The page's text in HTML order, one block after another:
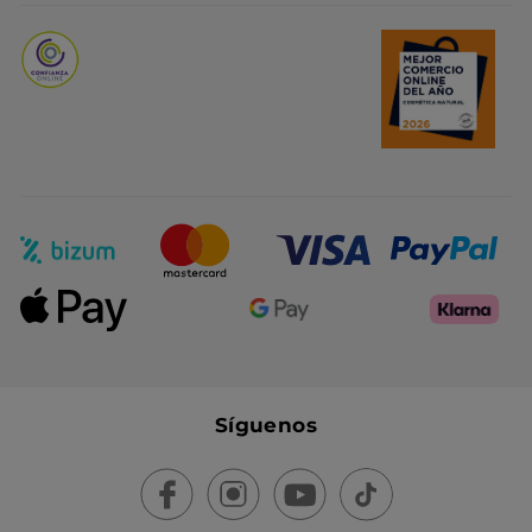
Síguenos